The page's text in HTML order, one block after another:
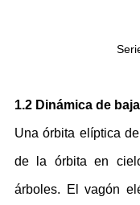
1.2 Dinámica de
Una órbita elíptica
de la órbita en
árboles. El vagón